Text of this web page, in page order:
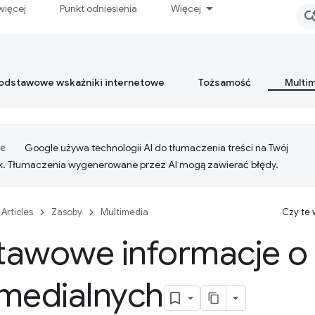
Punkt odniesienia Więcej
wskaźniki internetowe Tożsamość
Google używa technologii AI do tłumaczenia treści na Twój
Tłumaczenia wygenerowane przez AI mogą zawierać błędy.
Articles Zasoby Multimedia Czy te
informacje